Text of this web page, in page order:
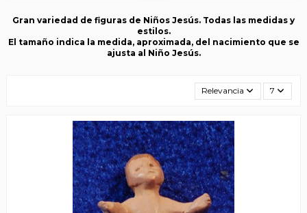
Gran variedad de figuras de Niños Jesús. Todas las medidas y
estilos.
El tamaño indica la medida, aproximada, del nacimiento que se
ajusta al Niño Jesús.
Relevancia 7